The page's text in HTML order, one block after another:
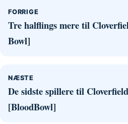
Indlægsnavigation
FORRIGE
Tre halflings mere til
Bowl]
NÆSTE
De sidste spillere til
[BloodBowl]